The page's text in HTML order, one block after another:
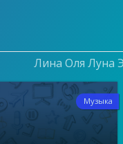
Лина Оля Луна
Музыка